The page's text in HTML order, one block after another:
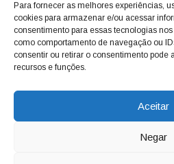
Para fornecer as melhores experiências,
cookies para armazenar e/ou acessar
consentimento para essas tecnologias
como comportamento de navegação ou
consentir ou retirar o consentimento pode
recursos e funções.
Aceitar
Negar
com o foco de trazer as
deixamos de lado as
questionando os órgãos públicos
para a cidade e sempre cobrando
adm@jtv.com.br